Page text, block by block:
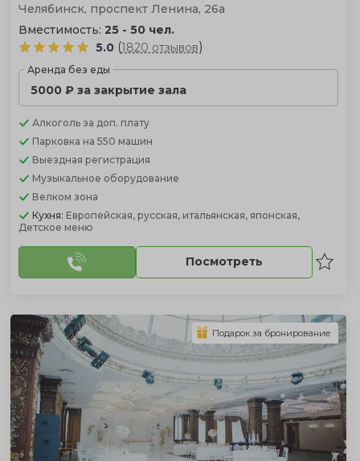
Челябинск, проспект Ленина, 26а
Вместимость: 25 - 50 чел.
5.0 (1820 отзывов)
Аренда без еды
5000 ₽ за закрытие зала
Алкоголь за доп. плату
Парковка на 550 машин
Выездная регистрация
Музыкальное оборудование
Велком зона
Кухня: Европейская, русская, итальянская, японская,
Детское меню
Посмотреть
Подарок за бронирование